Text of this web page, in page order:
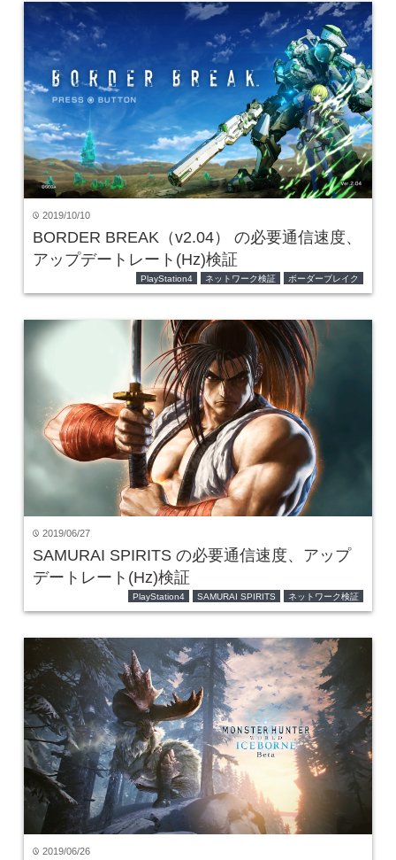
time 2019/10/10
BORDER BREAK（v2.04） の必要通信速度、
アップデートレート(Hz)検証
PlayStation4 ネットワーク検証 ボーダーブレイク
time 2019/06/27
SAMURAI SPIRITS の必要通信速度、アップ
デートレート(Hz)検証
PlayStation4 SAMURAI SPIRITS ネットワーク検証
time 2019/06/26